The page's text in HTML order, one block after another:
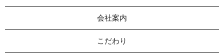
会社案内
こだわり